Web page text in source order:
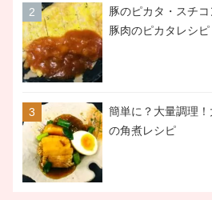
豚のピカタ・スチ
豚肉のピカタレシピ
簡単に？大量調理
の角煮レシピ